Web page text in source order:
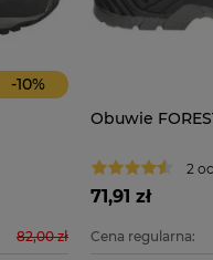
-10%
82,00 zł
Obuwie
2
71,91 zł
Cena regularna: